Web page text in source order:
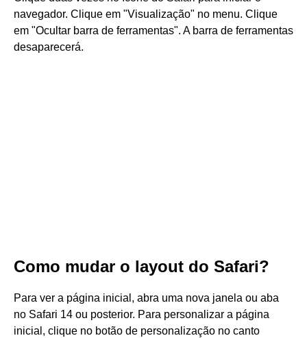
navegador. Clique em "Visualização" no menu. Clique
em "Ocultar barra de ferramentas". A barra de ferramentas
desaparecerá.
Como mudar o layout do Safari?
Para ver a página inicial, abra uma nova janela ou aba
no Safari 14 ou posterior. Para personalizar a página
inicial, clique no botão de personalização no canto